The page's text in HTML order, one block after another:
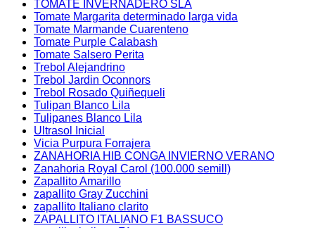
TOMATE INVERNADERO SLA
Tomate Margarita determinado larga vida
Tomate Marmande Cuarenteno
Tomate Purple Calabash
Tomate Salsero Perita
Trebol Alejandrino
Trebol Jardin Oconnors
Trebol Rosado Quiñequeli
Tulipan Blanco Lila
Tulipanes Blanco Lila
Ultrasol Inicial
Vicia Purpura Forrajera
ZANAHORIA HIB CONGA INVIERNO VERANO
Zanahoria Royal Carol (100.000 semill)
Zapallito Amarillo
zapallito Gray Zucchini
zapallito Italiano clarito
ZAPALLITO ITALIANO F1 BASSUCO